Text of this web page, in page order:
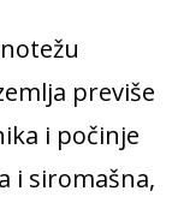
previše
i počinje
i siromašna,